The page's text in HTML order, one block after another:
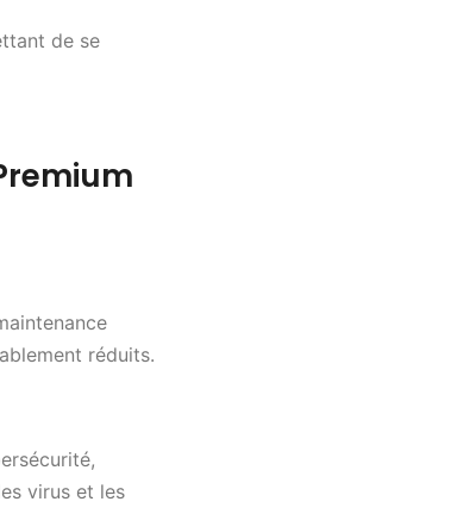
de se
réduits.
virus et les